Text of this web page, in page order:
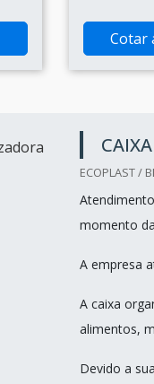
Cotar
ECOPLAST /
momento
A empresa
A caixa
alimentos,
Devido a